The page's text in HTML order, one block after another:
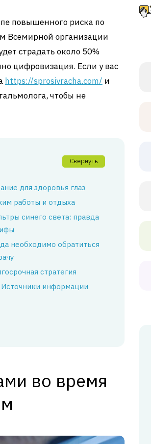
повышенного риска по
Всемирной организации
страдать около 50%
цифровизация. Если у вас
https://sprosivracha.com/ и
чтобы не
Свернуть
для здоровья глаз
работы и отдыха
синего света: правда
необходимо обратиться
стратегия
Источники информации
во время